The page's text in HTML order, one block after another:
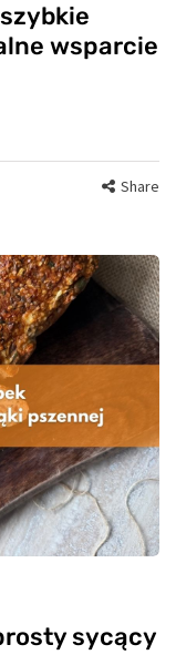
wsparcie
Share
sycący